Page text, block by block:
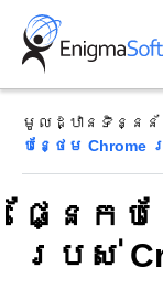
Skip
content
មូលដ្ឋានទិន្នន័
បន្ថែម Chrome
ផ្នែកប
របស់